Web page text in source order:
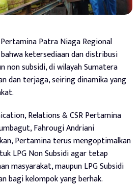
Patra Niaga Regional
ketersediaan dan distribusi
non subsidi, di wilayah Sumatera
dan terjaga, seiring dinamika yang
Relations & CSR Pertamina
Fahrougi Andriani
Pertamina terus mengoptimalkan
LPG Non Subsidi agar tetap
masyarakat, maupun LPG Subsidi
bagi kelompok yang berhak.